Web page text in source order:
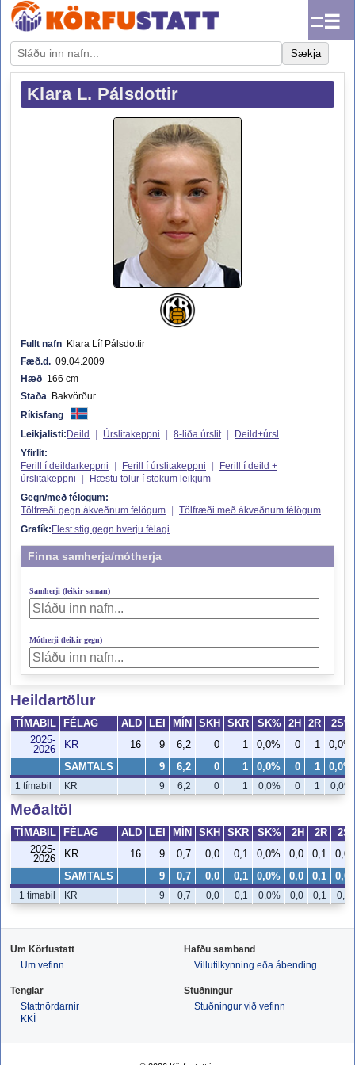
☰
Sækja
Klara L. Pálsdottir
Fullt nafn Klara Líf Pálsdottir
Fæð.d. 09.04.2009
Hæð 166 cm
Staða Bakvörður
Ríkisfang
Leikjalisti: Deild Úrslitakeppni 8-liða úrslit
Deild+úrsl
Yfirlit:
Ferill í deildarkeppni
Ferill í úrslitakeppni
Ferill í deild +
úrslitakeppni
Hæstu tölur í stökum leikjum
Gegn/með félögum:
Tölfræði gegn ákveðnum félögum
Tölfræði með ákveðnum félögum
Grafík: Flest stig gegn hverju félagi
Finna samherja/mótherja
Samherji (leikir saman)
Mótherji (leikir gegn)
Heildartölur
TÍMABIL FÉLAG ALD LEI MÍN SKH SKR SK% 2H 2R
2S%
2025-
2026
KR 16 9 6,2 0 1 0,0% 0 1 0,0%
SAMTALS 9 6,2 0 1 0,0% 0 1 0,0%
1 tímabil KR 9 6,2 0 1 0,0% 0 1 0,0%
Meðaltöl
TÍMABIL FÉLAG ALD LEI MÍN SKH SKR SK% 2H 2R
2025-
2026
KR 16 9 0,7 0,0 0,1 0,0% 0,0 0,1
SAMTALS 9 0,7 0,0 0,1 0,0% 0,0 0,1
1 tímabil KR 9 0,7 0,0 0,1 0,0% 0,0 0,1
Um Körfustatt
Um vefinn
Hafðu samband
Villutilkynning eða ábending
Tenglar
Stattnördarnir
KKÍ
Stuðningur
Stuðningur við vefinn